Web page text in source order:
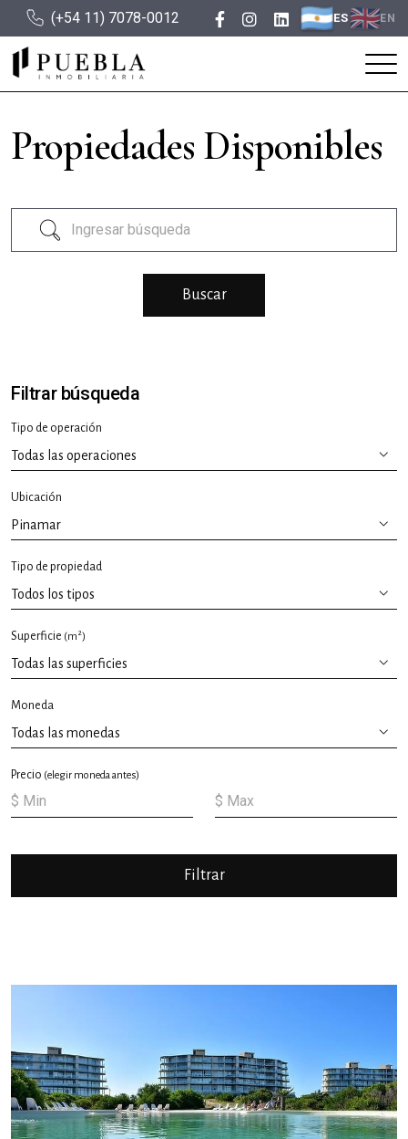
(+54 11) 7078-0012 ES EN
Propiedades Disponibles
Filtrar búsqueda
Tipo de operación
Ubicación
Tipo de propiedad
Superficie (m 2)
Moneda
Precio (elegir moneda antes)